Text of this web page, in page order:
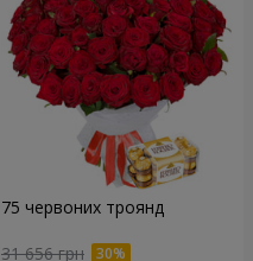
75 червоних троянд
31 656 грн